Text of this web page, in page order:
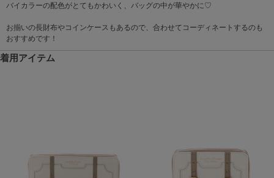
バイカラーの配色がとてもかわいく、バッグの中が華やかに♡
お揃いの長財布やコインケースもあるので、合わせてコーディネートするのも
おすすめです！
着用アイテム